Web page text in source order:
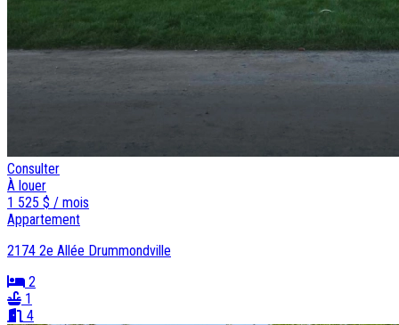
Consulter
À louer
1 525 $ / mois
Appartement
2174 2e Allée Drummondville
2
1
4